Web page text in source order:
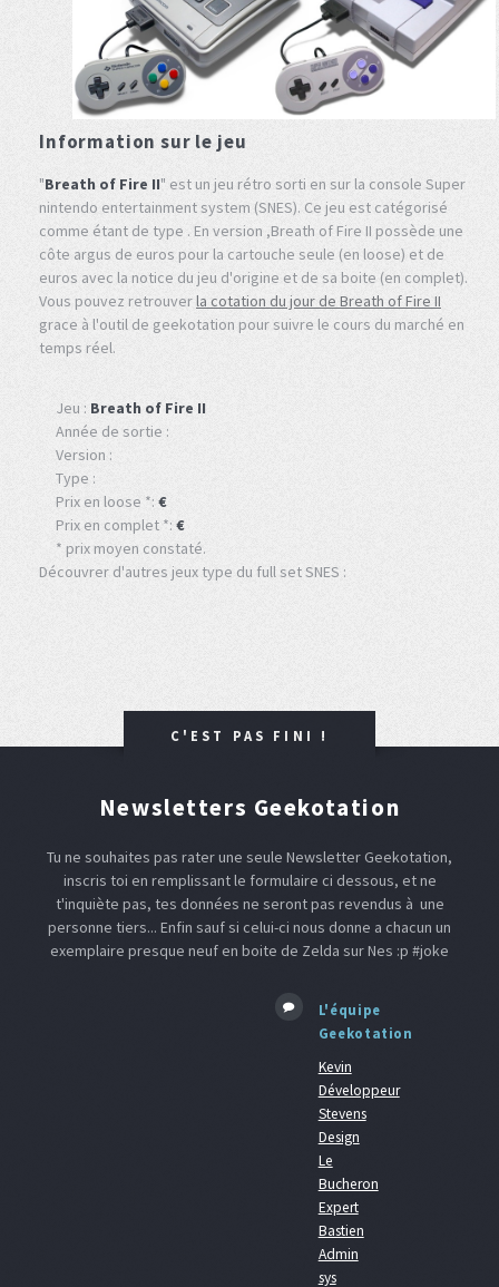
Information sur le jeu
"Breath of Fire II" est un jeu rétro sorti en sur la console Super
nintendo entertainment system (SNES). Ce jeu est catégorisé
comme étant de type . En version ,Breath of Fire II possède une
côte argus de euros pour la cartouche seule (en loose) et de
euros avec la notice du jeu d'origine et de sa boite (en complet).
Vous pouvez retrouverla cotation du jour de Breath of Fire II
grace à l'outil de geekotation pour suivre le cours du marché en
temps réel.
Jeu : Breath of Fire II
Année de sortie :
Version :
Type :
Prix en loose *: €
Prix en complet *: €
* prix moyen constaté.
Découvrer d'autres jeux type du full set SNES :
C'EST PAS FINI !
Newsletters Geekotation
Tu ne souhaites pas rater une seule Newsletter Geekotation,
inscris toi en remplissant le formulaire ci dessous, et ne
t'inquiète pas, tes données ne seront pas revendus à une
personne tiers... Enfin sauf si celui-ci nous donne a chacun un
exemplaire presque neuf en boite de Zelda sur Nes :p #joke
L'équipe
Geekotation
Kevin
Développeur
Stevens
Design
Le
Bucheron
Expert
Bastien
Admin
sys